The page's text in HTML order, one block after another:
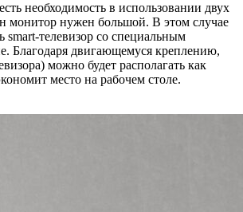
необходимость в использовании двух
монитор нужен большой. В этом случае
smart-телевизор со специальным
Благодаря двигающемуся креплению,
можно будет располагать как
место на рабочем столе.